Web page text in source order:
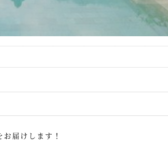
届けします！